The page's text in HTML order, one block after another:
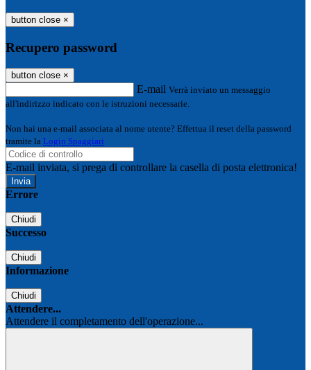
button close ×
Recupero password
button close ×
E-mail Verrà inviato un messaggio
all'indirizzo indicato con le istruzioni necessarie.
Non hai una e-mail associata al nome utente? Effettua il reset della password
tramite la Login Spaggiari
E-mail inviata, si prega di controllare la casella di posta elettronica!
Errore
Chiudi
Successo
Chiudi
Informazione
Chiudi
Attendere...
Attendere il completamento dell'operazione...